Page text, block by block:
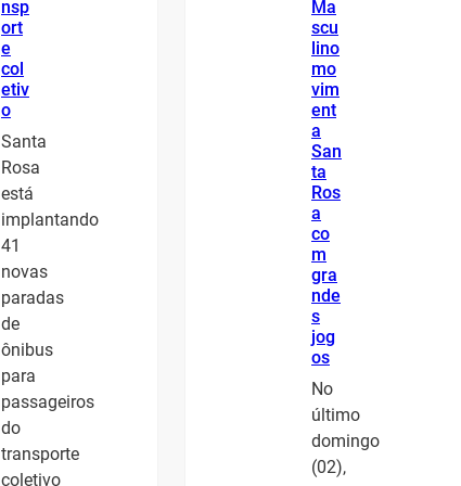
nsp
ort
e
col
etiv
o
Santa
Rosa
está
implantando
41
novas
paradas
de
ônibus
para
passageiros
do
transporte
coletivo
Ma
scu
lino
mo
vim
ent
a
San
ta
Ros
a
co
m
gra
nde
s
jog
os
No
último
domingo
(02),